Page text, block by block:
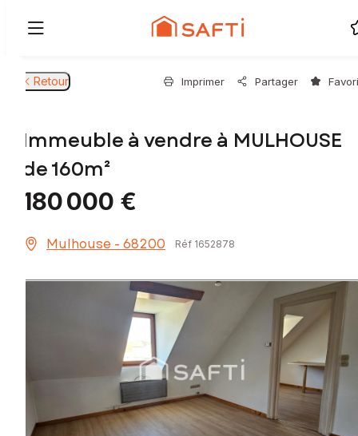
Retour Imprimer Partager
Immeuble à vendre à MULHOUSE
de 160m²
180 000 €
Mulhouse - 68200 Réf 1652878